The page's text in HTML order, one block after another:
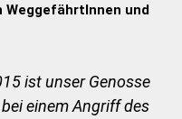
WeggefährtInnen und
ist unser Genosse
einem Angriff des